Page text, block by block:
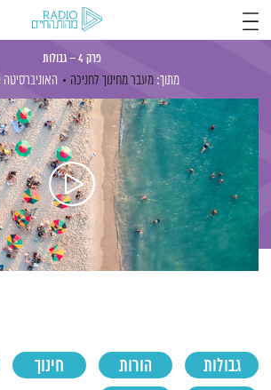
פרק 4 – גבולות
מתוך: מעבר מחינוך לחניכה
גבולות הורות חינוך